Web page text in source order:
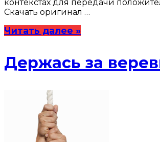
контекстах для передачи
Скачать оригинал …
Читать далее »
Держась за